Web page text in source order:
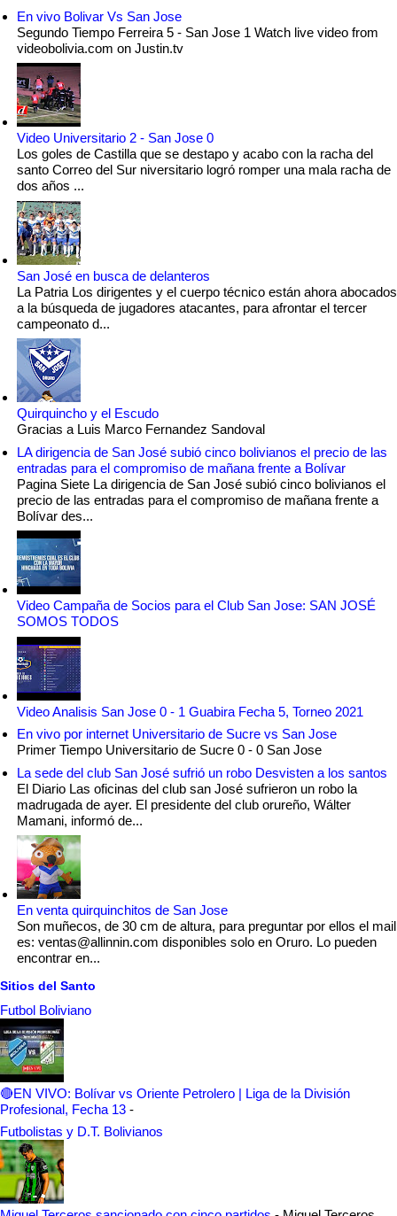
En vivo Bolivar Vs San Jose
Segundo Tiempo Ferreira 5 - San Jose 1 Watch live video from
videobolivia.com on Justin.tv
Video Universitario 2 - San Jose 0
Los goles de Castilla que se destapo y acabo con la racha del
santo Correo del Sur niversitario logró romper una mala racha de
dos años ...
San José en busca de delanteros
La Patria Los dirigentes y el cuerpo técnico están ahora abocados
a la búsqueda de jugadores atacantes, para afrontar el tercer
campeonato d...
Quirquincho y el Escudo
Gracias a Luis Marco Fernandez Sandoval
LA dirigencia de San José subió cinco bolivianos el precio de las
entradas para el compromiso de mañana frente a Bolívar
Pagina Siete La dirigencia de San José subió cinco bolivianos el
precio de las entradas para el compromiso de mañana frente a
Bolívar des...
Video Campaña de Socios para el Club San Jose: SAN JOSÉ
SOMOS TODOS
Video Analisis San Jose 0 - 1 Guabira Fecha 5, Torneo 2021
En vivo por internet Universitario de Sucre vs San Jose
Primer Tiempo Universitario de Sucre 0 - 0 San Jose
La sede del club San José sufrió un robo Desvisten a los santos
El Diario Las oficinas del club san José sufrieron un robo la
madrugada de ayer. El presidente del club orureño, Wálter
Mamani, informó de...
En venta quirquinchitos de San Jose
Son muñecos, de 30 cm de altura, para preguntar por ellos el mail
es: ventas@allinnin.com disponibles solo en Oruro. Lo pueden
encontrar en...
Sitios del Santo
Futbol Boliviano
🔴EN VIVO: Bolívar vs Oriente Petrolero | Liga de la División
Profesional, Fecha 13 -
Futbolistas y D.T. Bolivianos